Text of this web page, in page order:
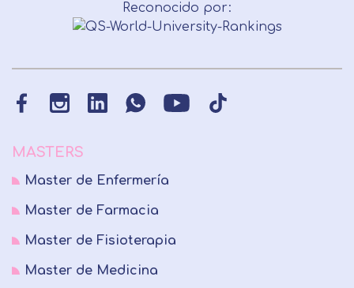
Reconocido por:
MASTERS
Master de Enfermería
Master de Farmacia
Master de Fisioterapia
Master de Medicina